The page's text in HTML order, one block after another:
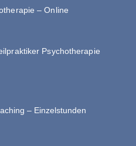
– Online
Psychotherapie
– Einzelstunden